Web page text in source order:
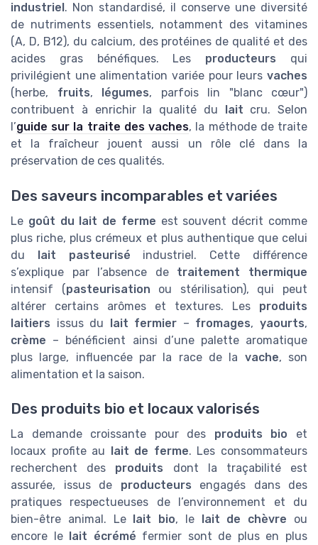
industriel . Non standardisé, il conserve une diversité
de nutriments essentiels, notamment des vitamines
(A, D, B12), du calcium, des protéines de qualité et des
acides gras bénéfiques. Les producteurs qui
privilégient une alimentation variée pour leurs vaches
(herbe, fruits, légumes, parfois lin "blanc cœur")
contribuent à enrichir la qualité du
lait cru. Selon
l’guide sur la traite des vaches, la méthode de traite
et la fraîcheur jouent aussi un rôle clé dans la
préservation de ces qualités.
Des saveurs incomparables et variées
Le goût du lait de ferme est souvent décrit comme
plus riche, plus crémeux et plus authentique que celui
du lait pasteurisé industriel. Cette différence
s’explique par l’absence de traitement thermique
intensif (pasteurisation ou stérilisation), qui peut
altérer certains arômes et textures. Les produits
laitiers issus du lait fermier – fromages,yaourts,
crème – bénéficient ainsi d’une palette aromatique
plus large, influencée par la race de la vache, son
alimentation et la saison.
Des produits bio et locaux valorisés
La demande croissante pour des produits bio et
locaux profite au lait de ferme. Les consommateurs
recherchent des produits dont la traçabilité est
assurée, issus de producteurs engagés dans des
pratiques respectueuses de l’environnement et du
bien-être animal. Le lait bio, le lait de chèvre ou
encore le lait écrémé fermier sont de plus en plus